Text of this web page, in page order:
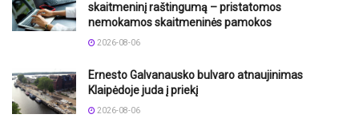
skaitmeninį raštingumą – pristatomos
nemokamos skaitmeninės pamokos
2026-08-06
Ernesto Galvanausko bulvaro atnaujinimas
Klaipėdoje juda į priekį
2026-08-06